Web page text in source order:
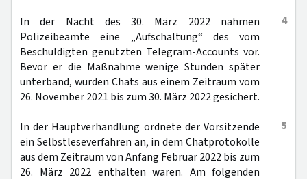
4
In der Nacht des 30. März 2022 nahmen
Polizeibeamte eine „Aufschaltung“ des vom
Beschuldigten genutzten Telegram-Accounts vor.
Bevor er die Maßnahme wenige Stunden später
unterband, wurden Chats aus einem Zeitraum vom
26. November 2021 bis zum 30. März 2022 gesichert.
5
In der Hauptverhandlung ordnete der Vorsitzende
ein Selbstleseverfahren an, in dem Chatprotokolle
aus dem Zeitraum von Anfang Februar 2022 bis zum
26. März 2022 enthalten waren. Am folgenden